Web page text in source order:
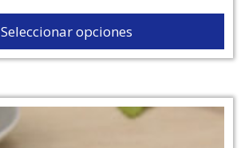
Seleccionar opciones